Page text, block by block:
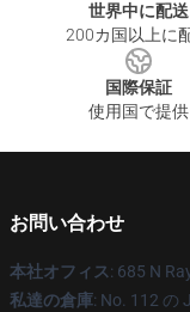
世界中に配送
200カ国以上に
国際保証
使用国で提供
お問い合わせ
本社オフィス: 685 N
私達の倉庫: No. 112 の